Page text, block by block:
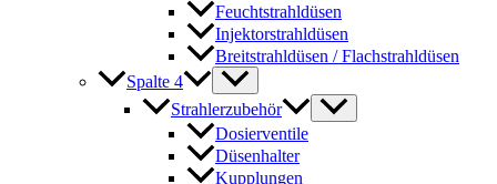
Feuchtstrahldüsen
Injektorstrahldüsen
Breitstrahldüsen / Flachstrahldüsen
Spalte 4
Strahlerzubehör
Dosierventile
Düsenhalter
Kupplungen